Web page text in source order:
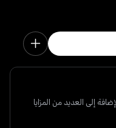
إلى العديد من المزايا